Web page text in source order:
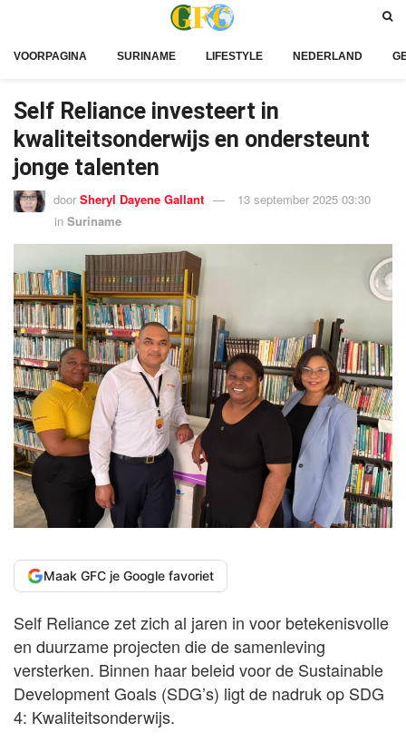
VOORPAGINA SURINAME LIFESTYLE NEDERLAND
Self Reliance investeert in
kwaliteitsonderwijs en ondersteunt
jonge talenten
door Sheryl Dayene Gallant
13 september 2025 03:30
in Suriname
Maak GFC je Google favoriet
Self Reliance zet zich al jaren in voor betekenisvolle
en duurzame projecten die de samenleving
versterken. Binnen haar beleid voor de Sustainable
Development Goals (SDG’s) ligt de nadruk op SDG
4: Kwaliteitsonderwijs.